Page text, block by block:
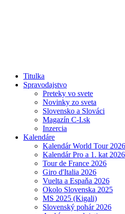
Titulka
Spravodajstvo
Preteky vo svete
Novinky zo sveta
Slovensko a Slováci
Magazín C-I.sk
Inzercia
Kalendáre
Kalendár World Tour 2026
Kalendár Pro a 1. kat 2026
Tour de France 2026
Giro d'Italia 2026
Vuelta a Espaňa 2026
Okolo Slovenska 2025
MS 2025 (Kigali)
Slovenský pohár 2026